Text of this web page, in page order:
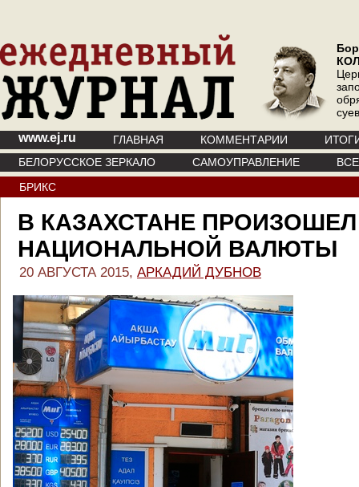
www.ej.ru ГЛАВНАЯ КОММЕНТАРИИ
БЕЛОРУССКОЕ ЗЕРКАЛО
САМОУПРАВЛЕНИЕ
БРИКС
В КАЗАХСТАНЕ
НАЦИОНАЛЬНОЙ ВАЛЮТЫ
20 АВГУСТА 2015, АРКАДИЙ ДУБНОВ